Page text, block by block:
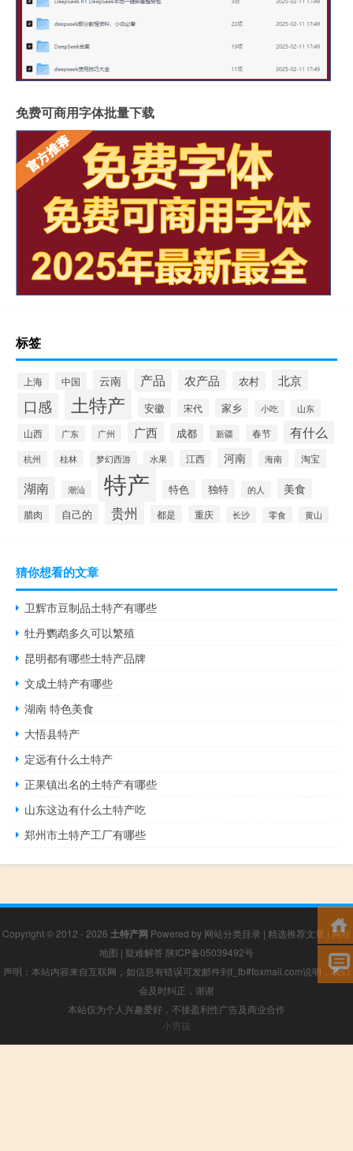
免费可商用字体批量下载
标签
上海 中国 云南 产品 农产品 农村 北京
口感 土特产 安徽 宋代 家乡 小吃 山东
山西 广东 广州 广西 成都 新疆 春节 有什么
杭州 桂林 梦幻西游 水果 江西 河南 海南 淘宝
湖南 潮汕 特产 特色 独特 的人 美食
腊肉 自己的 贵州 都是 重庆 长沙 零食 黄山
猜你想看的文章
卫辉市豆制品土特产有哪些
牡丹鹦鹉多久可以繁殖
昆明都有哪些土特产品牌
文成土特产有哪些
湖南 特色美食
大悟县特产
定远有什么土特产
正果镇出名的土特产有哪些
山东这边有什么土特产吃
郑州市土特产工厂有哪些
Copyright © 2012 - 2026 土特产网 Powered by 网站分类目录 | 精选推荐文章 | 网站
地图 | 疑难解答 陕ICP备05039492号
声明：本站内容来自互联网，如信息有错误可发邮件到f_fb#foxmail.com说明，我们
会及时纠正，谢谢
本站仅为个人兴趣爱好，不接盈利性广告及商业合作
小男孩